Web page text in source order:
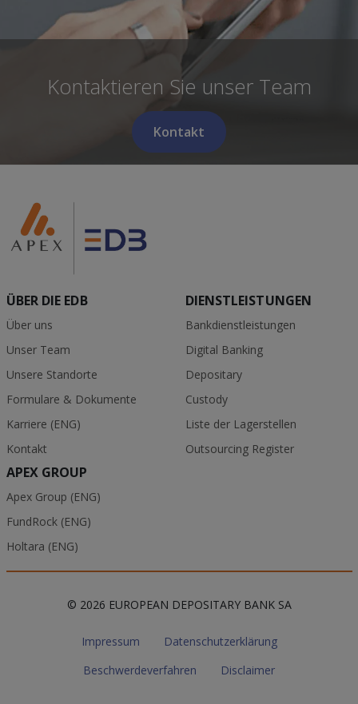
Kontaktieren Sie unser Team
Kontakt
ÜBER DIE EDB
Über uns
Unser Team
Unsere Standorte
Formulare & Dokumente
Karriere (ENG)
Kontakt
DIENSTLEISTUNGEN
Bankdienstleistungen
Digital Banking
Depositary
Custody
Liste der Lagerstellen
Outsourcing Register
APEX GROUP
Apex Group (ENG)
FundRock (ENG)
Holtara (ENG)
© 2026 EUROPEAN DEPOSITARY BANK SA
Impressum
Datenschutzerklärung
Beschwerdeverfahren
Disclaimer